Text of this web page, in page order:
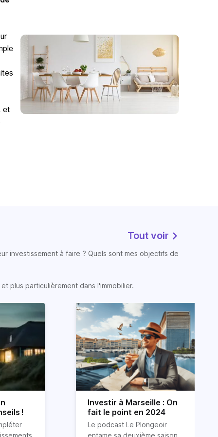
et
Tout voir
investissement à faire ? Quels sont mes objectifs de
plus particulièrement dans l'immobilier.
!
Investir à Marseille : On
fait le point en 2024
Le podcast Le Plongeoir